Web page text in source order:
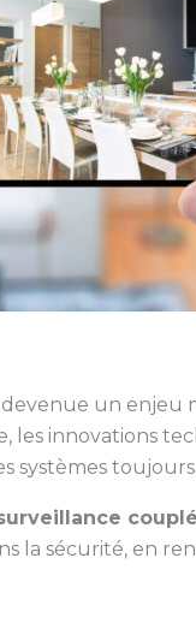
devenue un
les innovations
systèmes
la sécurité, en